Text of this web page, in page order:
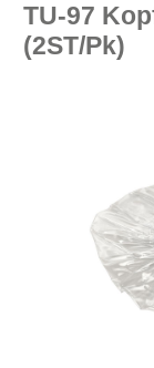
TU-97
(2ST/Pk)